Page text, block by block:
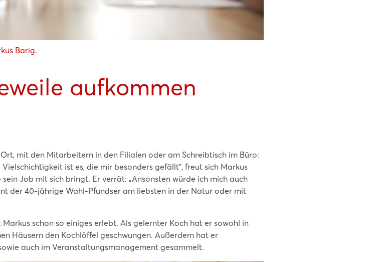
Barig.
aufkommen
mit den Mitarbeitern in den Filialen oder am Schreibtisch im Büro:
ist es, die mir besonders gefällt“, freut sich Markus
Job mit sich bringt. Er verrät: „Ansonsten würde ich mich auch
der 40-jährige Wahl-Pfundser am liebsten in der Natur oder mit
schon so einiges erlebt. Als gelernter Koch hat er sowohl in
Häusern den Kochlöffel geschwungen. Außerdem hat er
auch im Veranstaltungsmanagement gesammelt.